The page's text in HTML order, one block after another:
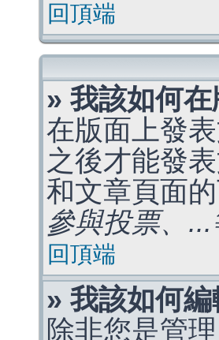
回頂端
» 我該如何
在版面上發
之後才能發
和文章頁面
參與投票、...
回頂端
» 我該如何
除非您是管